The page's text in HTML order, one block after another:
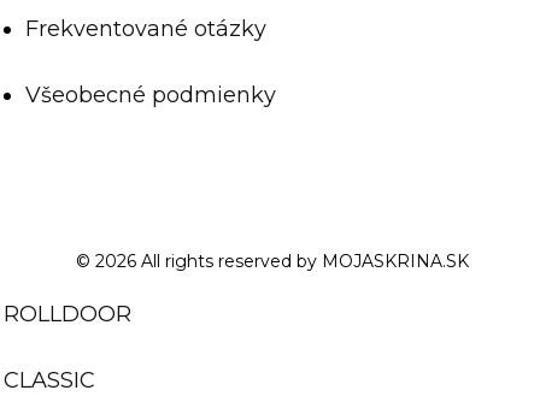
Frekventované otázky
Všeobecné podmienky
© 2026 All rights reserved by MOJASKRINA.SK
ROLLDOOR
CLASSIC